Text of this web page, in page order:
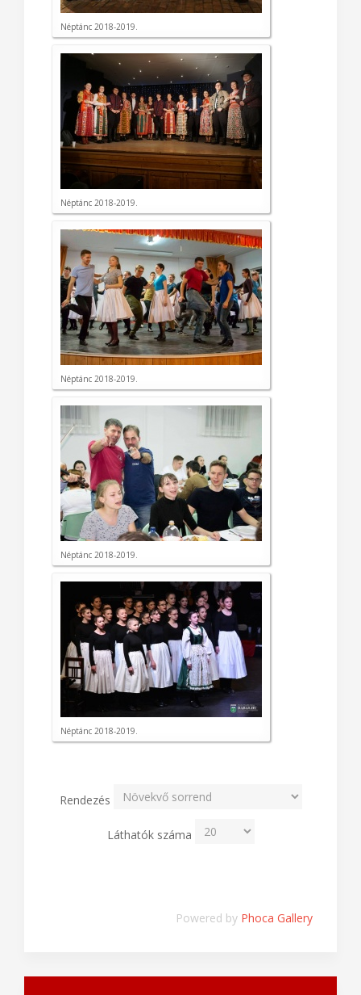
Néptánc 2018-2019.
Néptánc 2018-2019.
Néptánc 2018-2019.
Néptánc 2018-2019.
Néptánc 2018-2019.
Rendezés
Láthatók száma
Powered by Phoca Gallery